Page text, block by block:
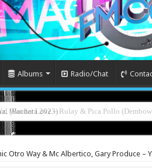
Albums Radio/Chat
(Bachata 2023)
Otro Way & Mc Albertico, Gary Produce –